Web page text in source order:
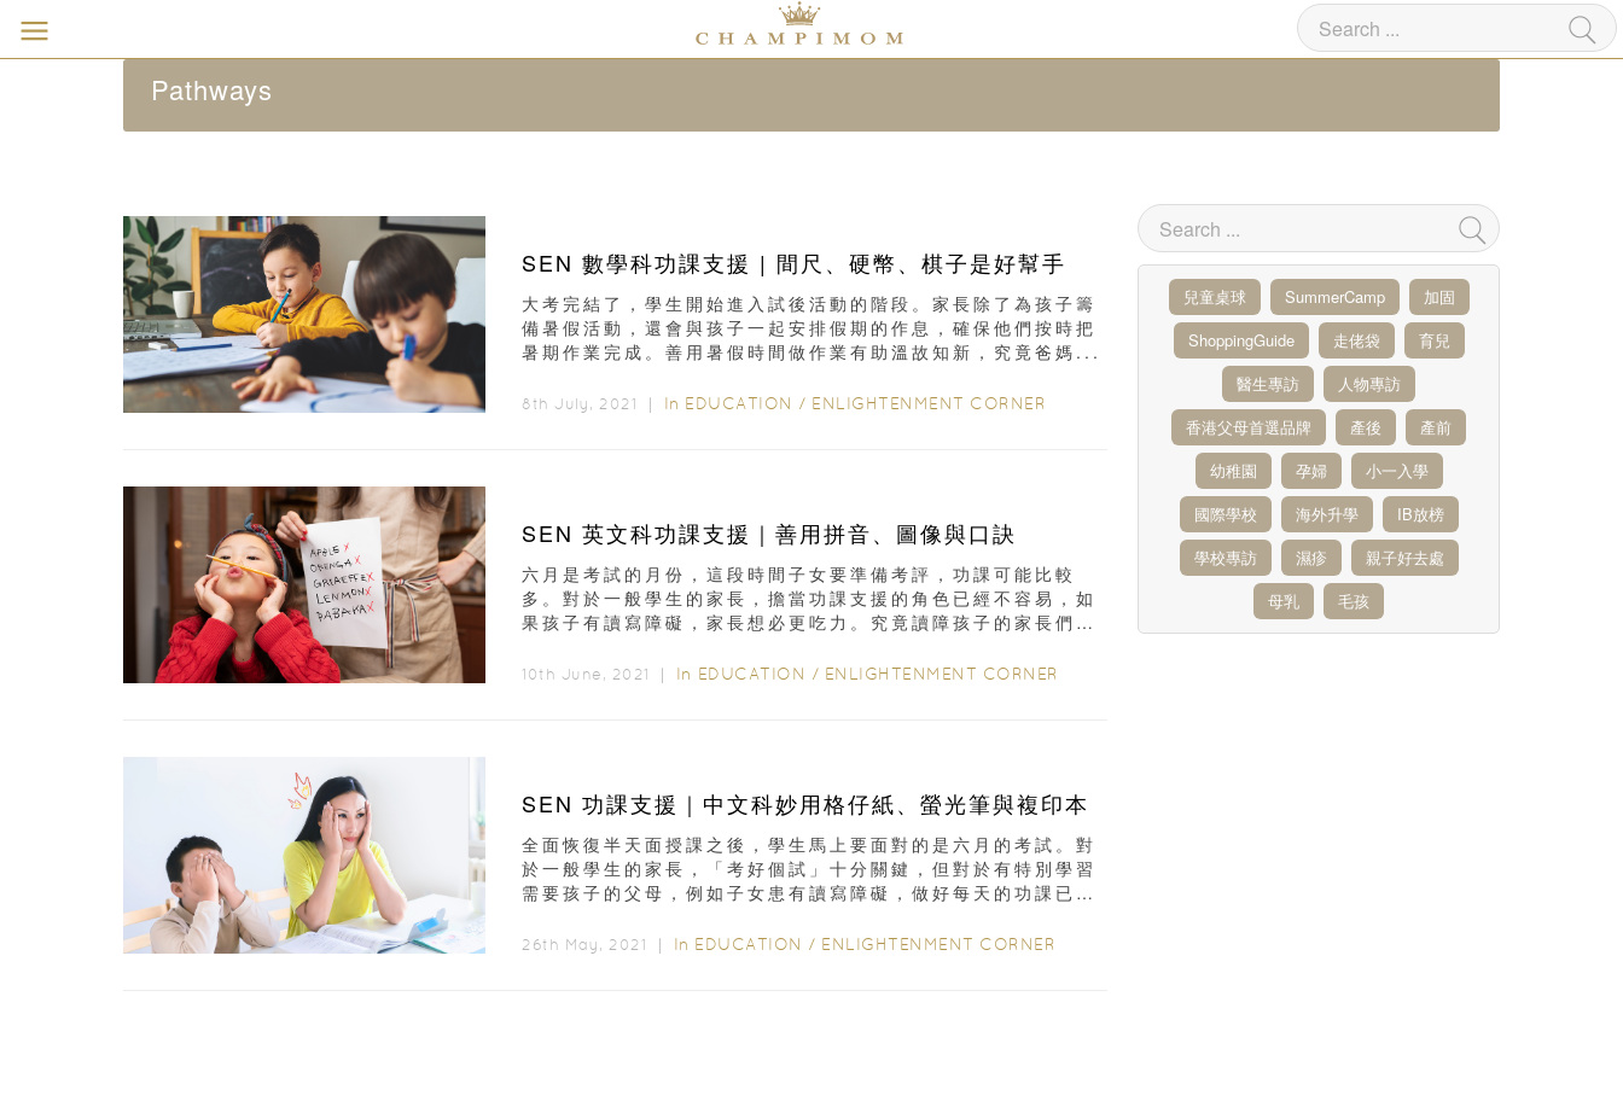
Pathways
SEN 數學科功課支援 | 間尺、硬幣、棋子是好幫手
大考完結了，學生開始進入試後活動的階段。家長除了為孩子籌
備暑假活動，還會與孩子一起安排假期的作息，確保他們按時把
暑期作業完成。善用暑假時間做作業有助溫故知新，究竟爸媽...
8th July, 2021 ｜ In EDUCATION / ENLIGHTENMENT CORNER
SEN 英文科功課支援｜善用拼音、圖像與口訣
六月是考試的月份，這段時間子女要準備考評，功課可能比較
多。對於一般學生的家長，擔當功課支援的角色已經不容易，如
果孩子有讀寫障礙，家長想必更吃力。究竟讀障孩子的家長們
10th June, 2021 ｜ In EDUCATION / ENLIGHTENMENT CORNER
SEN 功課支援｜中文科妙用格仔紙、螢光筆與複印本
全面恢復半天面授課之後，學生馬上要面對的是六月的考試。對
於一般學生的家長，「考好個試」十分關鍵，但對於有特別學習
需要孩子的父母，例如子女患有讀寫障礙，做好每天的功課已經
26th May, 2021 ｜ In EDUCATION / ENLIGHTENMENT CORNER
兒童桌球 SummerCamp
加固
ShoppingGuide
走佬袋
育兒
醫生專訪
人物專訪
香港父母首選品牌
產後
產前
幼稚園
孕婦
小一入學
國際學校
海外升學
IB放榜
學校專訪
濕疹
親子好去處
母乳
毛孩